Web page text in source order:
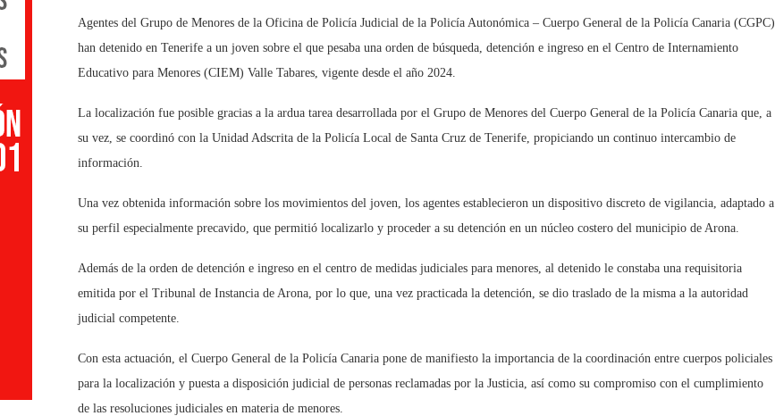
Agentes del Grupo de Menores de la Oficina de Policía Judicial de la Policía Autonómica – Cuerpo General de la Policía Canaria (CGPC)
han detenido en Tenerife a un joven sobre el que pesaba una orden de búsqueda, detención e ingreso en el Centro de Internamiento
Educativo para Menores (CIEM) Valle Tabares, vigente desde el año 2024.
La localización fue posible gracias a la ardua tarea desarrollada por el Grupo de Menores del Cuerpo General de la Policía Canaria que, a
su vez, se coordinó con la Unidad Adscrita de la Policía Local de Santa Cruz de Tenerife, propiciando un continuo intercambio de
información.
Una vez obtenida información sobre los movimientos del joven, los agentes establecieron un dispositivo discreto de vigilancia, adaptado a
su perfil especialmente precavido, que permitió localizarlo y proceder a su detención en un núcleo costero del municipio de Arona.
Además de la orden de detención e ingreso en el centro de medidas judiciales para menores, al detenido le constaba una requisitoria
emitida por el Tribunal de Instancia de Arona, por lo que, una vez practicada la detención, se dio traslado de la misma a la autoridad
judicial competente.
Con esta actuación, el Cuerpo General de la Policía Canaria pone de manifiesto la importancia de la coordinación entre cuerpos policiales
para la localización y puesta a disposición judicial de personas reclamadas por la Justicia, así como su compromiso con el cumplimiento
de las resoluciones judiciales en materia de menores.